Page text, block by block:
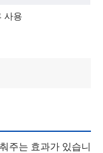
사용
주는 효과가 있습니